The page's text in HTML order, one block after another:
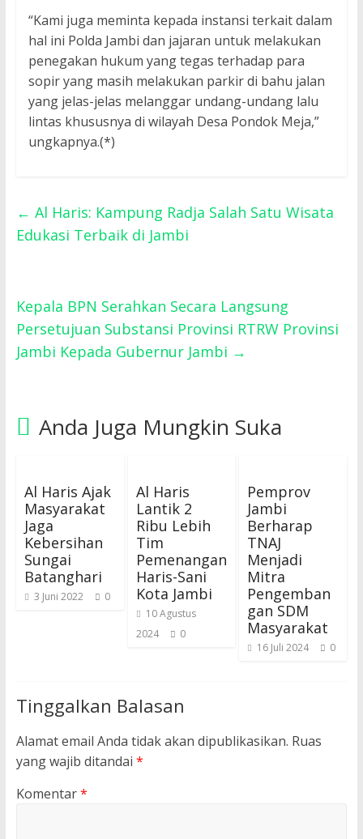
“Kami juga meminta kepada instansi terkait dalam
hal ini Polda Jambi dan jajaran untuk melakukan
penegakan hukum yang tegas terhadap para
sopir yang masih melakukan parkir di bahu jalan
yang jelas-jelas melanggar undang-undang lalu
lintas khususnya di wilayah Desa Pondok Meja,”
ungkapnya.(*)
← Al Haris: Kampung Radja Salah Satu Wisata
Edukasi Terbaik di Jambi
Kepala BPN Serahkan Secara Langsung
Persetujuan Substansi Provinsi RTRW Provinsi
Jambi Kepada Gubernur Jambi →
Anda Juga Mungkin Suka
Al Haris Ajak
Masyarakat
Jaga
Kebersihan
Sungai
Batanghari
3 Juni 2022 0
Al Haris
Lantik 2
Ribu Lebih
Tim
Pemenangan
Haris-Sani
Kota Jambi
10 Agustus
2024
0
Pemprov
Jambi
Berharap
TNAJ
Menjadi
Mitra
Pengemban
gan SDM
Masyarakat
16 Juli 2024 0
Tinggalkan Balasan
Alamat email Anda tidak akan dipublikasikan. Ruas
yang wajib ditandai *
Komentar*